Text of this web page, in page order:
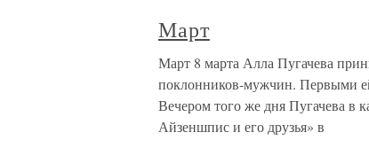
Март
Март 8 марта Алла Пугачева
поклонников-мужчин. Первыми
Вечером того же дня Пугачева в
Айзеншпис и его друзья» в